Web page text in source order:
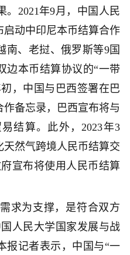
。2021年9月，中国人民
动中印尼本币结算合作
南、老挝、俄罗斯等9国
边本币结算协议的“一带
，中国与巴西签署在巴
备忘录，巴西宣布将与
结算。此外，2023年3
然气跨境人民币结算交
宣布将使用人民币结算
求为支撑，是符合双方
人民大学国家发展与战
报记者表示，中国与“一